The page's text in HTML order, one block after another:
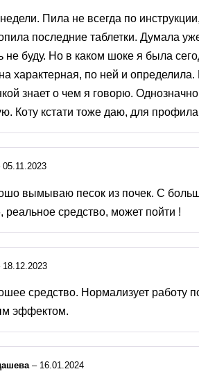
Пила не всегда по
последние таблетки. Думала
не буду. Но в каком шоке я была
характерная, по ней и определила.
знает о чем я говорю.
Коту кстати тоже даю, для
05.11.2023
вымываю песок из почек. С
реальное средство, может пойти !
18.12.2023
средство. Нормализует работу
эффектом.
– 16.01.2024